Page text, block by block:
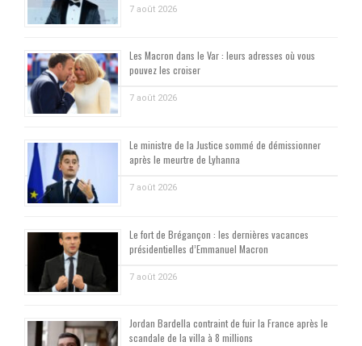
7 août 2026
Les Macron dans le Var : leurs adresses où vous
pouvez les croiser
7 août 2026
Le ministre de la Justice sommé de démissionner
après le meurtre de Lyhanna
7 août 2026
Le fort de Brégançon : les dernières vacances
présidentielles d’Emmanuel Macron
7 août 2026
Jordan Bardella contraint de fuir la France après le
scandale de la villa à 8 millions